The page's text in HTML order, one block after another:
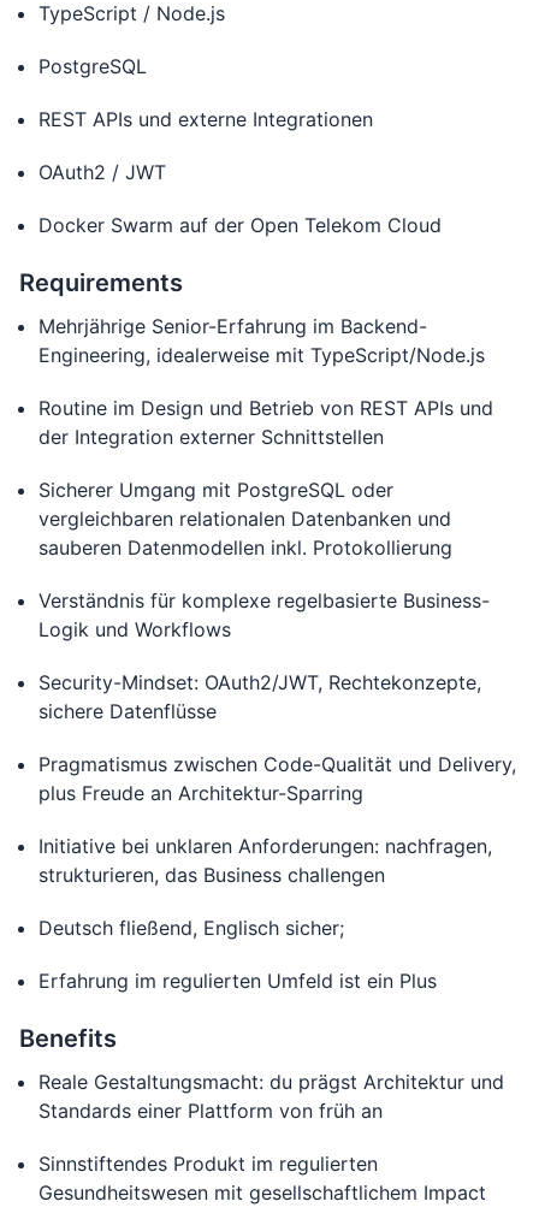
TypeScript / Node.js
PostgreSQL
REST APIs und externe Integrationen
OAuth2 / JWT
Docker Swarm auf der Open Telekom Cloud
Requirements
Mehrjährige Senior-Erfahrung im Backend-
Engineering, idealerweise mit TypeScript/Node.js
Routine im Design und Betrieb von REST APIs und
der Integration externer Schnittstellen
Sicherer Umgang mit PostgreSQL oder
vergleichbaren relationalen Datenbanken und
sauberen Datenmodellen inkl. Protokollierung
Verständnis für komplexe regelbasierte Business-
Logik und Workflows
Security-Mindset: OAuth2/JWT, Rechtekonzepte,
sichere Datenflüsse
Pragmatismus zwischen Code-Qualität und Delivery,
plus Freude an Architektur-Sparring
Initiative bei unklaren Anforderungen: nachfragen,
strukturieren, das Business challengen
Deutsch fließend, Englisch sicher;
Erfahrung im regulierten Umfeld ist ein Plus
Benefits
Reale Gestaltungsmacht: du prägst Architektur und
Standards einer Plattform von früh an
Sinnstiftendes Produkt im regulierten
Gesundheitswesen mit gesellschaftlichem Impact